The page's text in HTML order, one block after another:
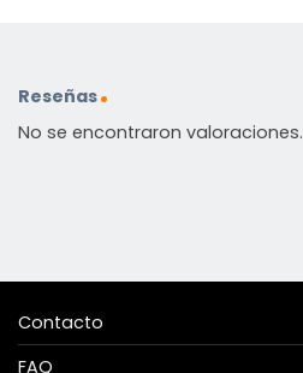
Reseñas
No se encontraron valoraciones.
Contacto
FAQ